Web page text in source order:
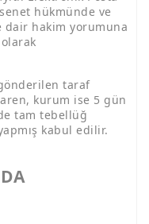
hükmünde ve
hakim yorumuna
taraf
kurum ise 5 gün
tam tebellüğ
kabul edilir.